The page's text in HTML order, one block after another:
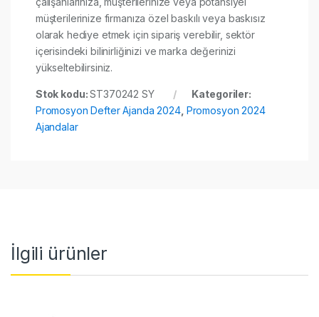
müşterilerinize firmanıza özel baskılı veya baskısız
olarak hediye etmek için sipariş verebilir, sektör
içerisindeki bilinirliğinizi ve marka değerinizi
yükseltebilirsiniz.
Stok kodu:ST370242 SY
Kategoriler:
Promosyon Defter Ajanda 2024, Promosyon 2024
Ajandalar
İlgili ürünler